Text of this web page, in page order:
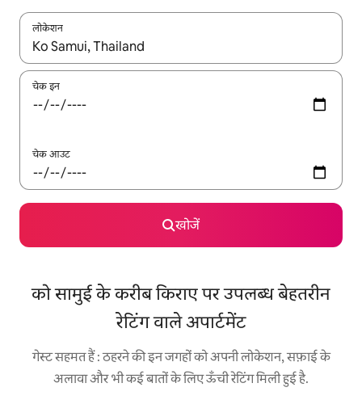
लोकेशन
नतीजों के उपलब्ध होने पर, अप और डाउन 'ऐरो की' का इस्तेमाल करके नेविगेट
चेक इन
चेक आउट
खोजें
को सामुई के करीब किराए पर उपलब्ध बेहतरीन
रेटिंग वाले अपार्टमेंट
गेस्ट सहमत हैं : ठहरने की इन जगहों को अपनी लोकेशन, सफ़ाई के
अलावा और भी कई बातों के लिए ऊँची रेटिंग मिली हुई है.